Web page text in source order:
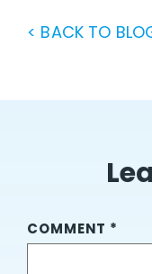
< BACK TO
COMMENT *